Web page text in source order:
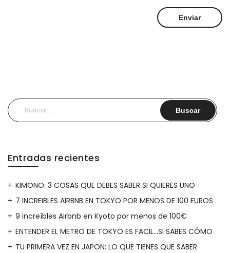
Buscar:
Entradas recientes
KIMONO: 3 COSAS QUE DEBES SABER SI QUIERES UNO
7 INCREIBLES AIRBNB EN TOKYO POR MENOS DE 100 EUROS
9 increíbles Airbnb en Kyoto por menos de 100€
ENTENDER EL METRO DE TOKYO ES FACIL…SI SABES CÓMO
TU PRIMERA VEZ EN JAPON: LO QUE TIENES QUE SABER